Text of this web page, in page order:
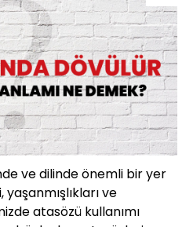
ve dilinde önemli bir yer
ve
atasözü kullanımı